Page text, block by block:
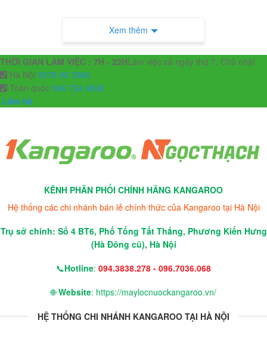
Xem thêm
THỜI GIAN LÀM VIỆC : 7H - 22HLàm việc cả ngày thứ 7, Chủ nhật
Hà Nội 0378 90 3366
Toàn quốc 096 734 6068
Liên hệ
KÊNH PHÂN PHỐI CHÍNH HÃNG KANGAROO
Hệ thống các chi nhánh bán lẻ chính thức của Kangaroo tại Hà Nội
Trụ sở chính: Số 4 BT6, Phố Tống Tất Thắng, Phương Kiến Hưng
(Hà Đông cũ), Hà Nội
📞Hotline: 094.3838.278 - 096.7036.068
🌐Website: https://maylocnuockangaroo.vn/
HỆ THỐNG CHI NHÁNH KANGAROO TẠI HÀ NỘI